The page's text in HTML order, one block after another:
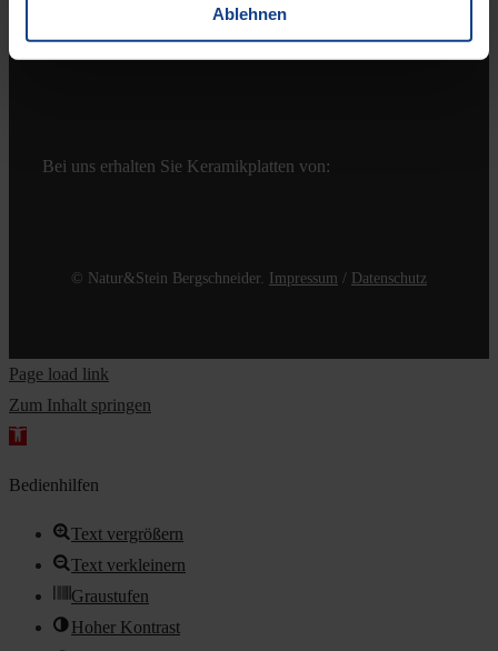
Ablehnen
Bei uns erhalten Sie Keramikplatten von:
© Natur&Stein Bergschneider. Impressum / Datenschutz
Page load link
Zum Inhalt springen
Werkzeugleiste
Bedienhilfen
Text vergrößern
Text verkleinern
Graustufen
Hoher Kontrast